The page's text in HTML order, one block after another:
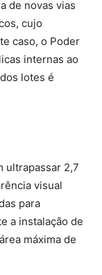
de novas vias
cujo
caso, o Poder
internas ao
lotes é
ultrapassar 2,7
visual
para
a instalação de
máxima de